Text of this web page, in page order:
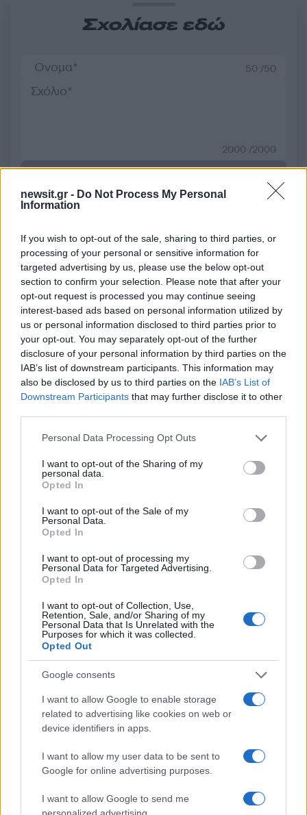
newsit.gr - Do Not Process My Personal
Information
If you wish to opt-out of the sale, sharing to third parties, or
processing of your personal or sensitive information for
targeted advertising by us, please use the below opt-out
section to confirm your selection. Please note that after your
opt-out request is processed you may continue seeing
interest-based ads based on personal information utilized by
us or personal information disclosed to third parties prior to
your opt-out. You may separately opt-out of the further
disclosure of your personal information by third parties on the
IAB’s list of downstream participants. This information may
also be disclosed by us to third parties on the IAB’s List of
Downstream Participants that may further disclose it to other
Please note that this website/app uses one or more Google
not limited to your visit or usage behaviour. You may click to
grant or deny consent to Google and its third-party tags to
use your data for below specified purposes in below Google
consent section.
Personal Data Processing Opt Outs
I want to opt-out of the Sharing of my
personal data.
Opted In
I want to opt-out of the Sale of my
Personal Data.
Opted In
I want to opt-out of processing my
Personal Data for Targeted Advertising.
Opted In
I want to opt-out of Collection, Use,
Retention, Sale, and/or Sharing of my
Personal Data that Is Unrelated with the
Purposes for which it was collected.
Opted Out
Google consents
I want to allow Google to enable storage
related to advertising like cookies on web or
device identifiers in apps.
I want to allow my user data to be sent to
Google for online advertising purposes.
I want to allow Google to send me
personalized advertising.
Σχολίασε εδώ
50 /50
2000 /2000
Όροι Χρήσης. Το site προστατεύεται από reCAPTCHA, ισχύουν
Ελλάδα
ΣΕΙΣΜΟΣ
Share:
Ακολουθήστε το Νewsit.gr στο Google News και
ενημερωθείτε πρώτοι για όλη την ειδησεογραφία και τα
τελευταία νέατης ημέρας
Πιο δημοφιλή
Δολοφονία Βρετανίδας στην Κυψέλη: Οι
δύο καταθέσεις «κλειδί» της συζύγου του
26χρονου Αφγανού – Το στίγμα του
απειλητικά μηνύματα
Η Ελένη Φωτοπούλου ευχήθηκε για τη
χρόνια μου διδάσκει υπομονή και αγάπη»
Αριστοτέλης Δαμίγος: Στο Αποτεφρωτήριο
Ριτσώνας το «ύστατο χαίρε» στον Έλληνα
σύνδεσμο του ελικοπτέρου που έπεσε στην
Ψάθα
«Αφιέρωσε τη ζωή της στο να βοηθά
ανθρώπους που είχαν ανάγκη» - Η πρώτη
δήλωση της οικογένειας της 38χρονης
Λίζα που βρέθηκε νεκρή στην Κυψέλη
Η Αγγελική Ηλιάδη περιγράφει το θαύμα
που έζησε και πώς είδε τον Χριστό μπροστά
της: «Ήταν ό,τι πιο όμορφο έχω δει στη ζωή
μου»
Πιο σχολιασμένα
Μητσοτάκης στην υπογραφή συμφωνίας